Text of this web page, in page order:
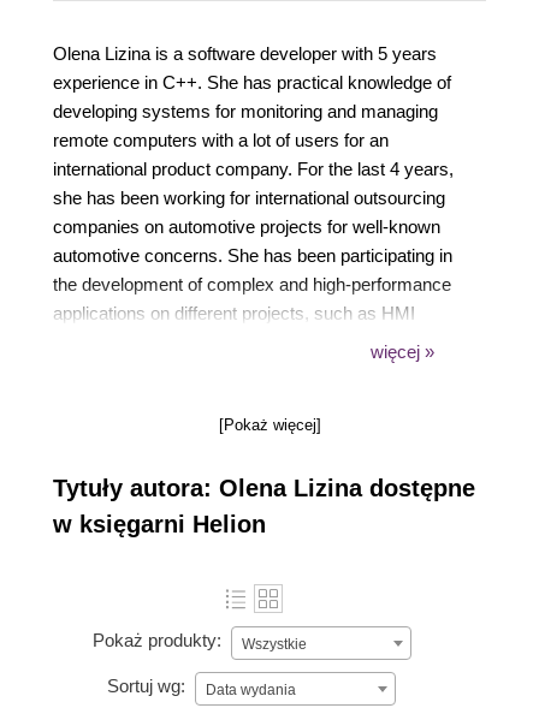
Olena Lizina is a software developer with 5 years
experience in C++. She has practical knowledge of
developing systems for monitoring and managing
remote computers with a lot of users for an
international product company. For the last 4 years,
she has been working for international outsourcing
companies on automotive projects for well-known
automotive concerns. She has been participating in
the development of complex and high-performance
applications on different projects, such as HMI
(Human Machine Interface), navigation, andwięcej »
[Pokaż więcej]
Tytuły autora: Olena Lizina dostępne
w księgarni Helion
Pokaż produkty: Wszystkie
Sortuj wg: Data wydania